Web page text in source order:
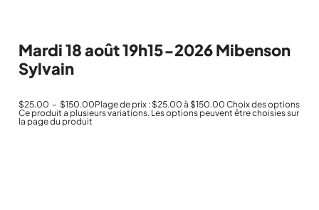
Mardi 18 août 19h15-2026 Mibenson
Sylvain
$25.00 – $150.00Plage de prix : $25.00 à $150.00 Choix des options
Ce produit a plusieurs variations. Les options peuvent être choisies sur
la page du produit